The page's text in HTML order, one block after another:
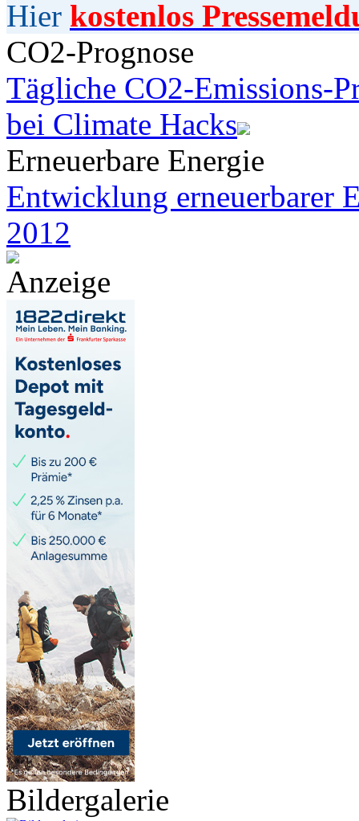
Hier kostenlos
CO2-Prognose
Tägliche CO2-Emissions-
bei Climate Hacks
Erneuerbare Energie
Entwicklung erneuerbarer
2012
Anzeige
Bildergalerie